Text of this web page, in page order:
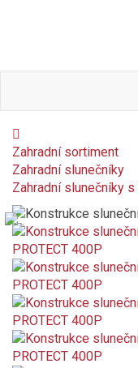
Zahradní sortiment
Zahradní slunečníky
Zahradní slunečníky